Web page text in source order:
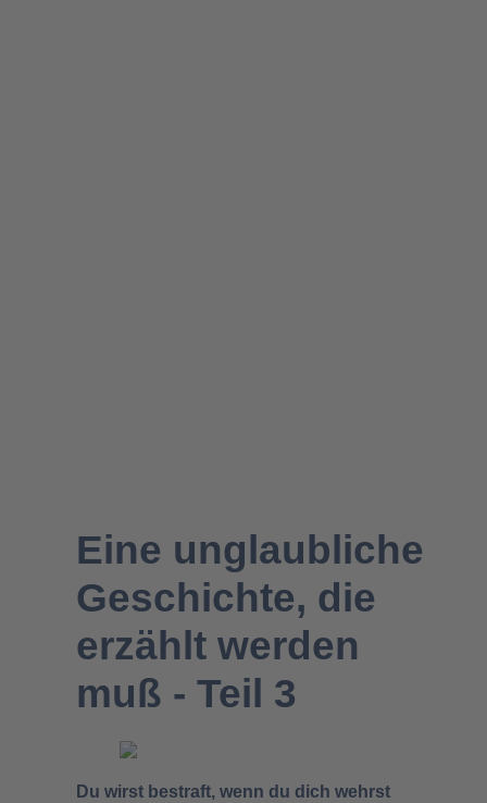
Eine unglaubliche
Geschichte, die
erzählt werden
muß - Teil 3
Du wirst bestraft, wenn du dich wehrst